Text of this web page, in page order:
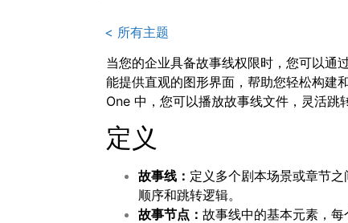
< 所有主题
当您的企业具备故事线权限时，您可以通
能提供直观的图形界面，帮助您轻松构建
One 中，您可以播放故事线文件，灵活跳
定义
故事线： 定义多个剧本场景或章节
顺序和跳转逻辑。
故事节点： 故事线中的基本元素，